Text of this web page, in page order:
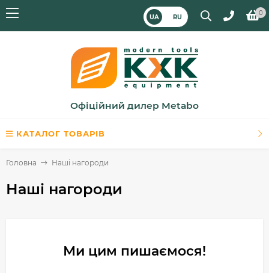
UA RU
0
Офіційний дилер Metabo
КАТАЛОГ ТОВАРІВ
Головна Наші нагороди
Наші нагороди
Ми цим пишаємося!